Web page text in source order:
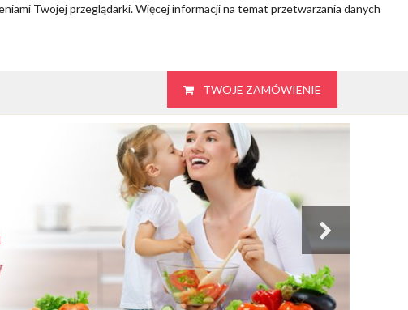
Twojej przeglądarki. Więcej informacji na temat przetwarzania danych
TWOJE ZAMÓWIENIE